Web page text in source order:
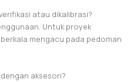
atau dikalibrasi?
Untuk proyek
mengacu pada pedoman
aksesori?